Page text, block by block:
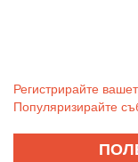
Регистрирайте
Популяризирайте